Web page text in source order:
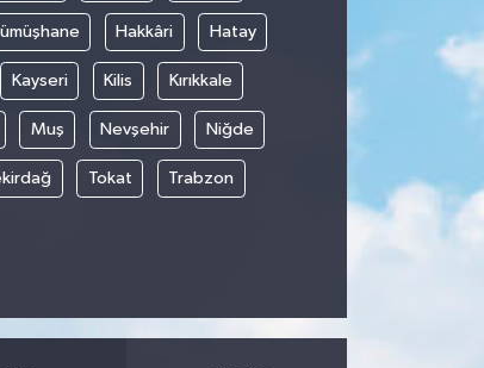
Hakkâri Hatay
Kayseri Kilis Kırıkkale
Muş Nevşehir Niğde
Tokat Trabzon